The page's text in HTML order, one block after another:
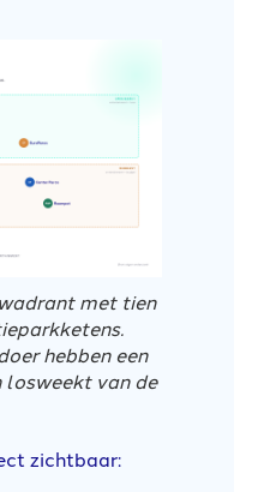
met tien
hebben een
losweekt van de
zichtbaar: